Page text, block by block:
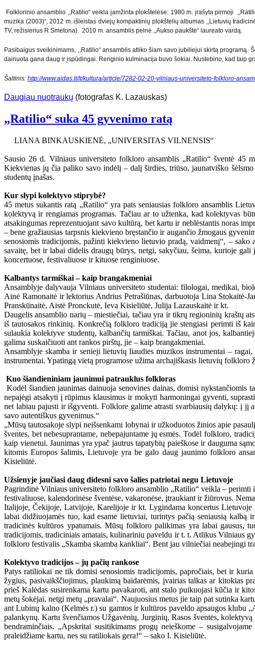
Folklorinio ansamblio ,,Ratilio“ veikla įamžinta plokštelėse: 1980 m. įrašyta pirmoji
muzika (2003)“, 2012 m. išleistas dviejų kompaktinių plokštelių albumas ,,Lietuvių
TV, režisierius R.Smetona). 2010 m. ansamblis pelnė ,,Aukso paukštė“ laureato vardą.
Pasibaigus sveikinimams, ,,Ratilio“ ansamblis atliko šiam savo jubiliejui skirtą
dainuota gana daug ir įspūdingai. Renginio kulminacija buvo šokiai. Nustebino, kad taip
Šaltinis: http://www.aidas.lt/lt/kultura/article/7282-02-20-vilniaus-universiteto-folkloro-
Daugiau nuotraukų (fotografas K. Lazauskas)
„Ratilio“ suka 45 gyvenimo ratą
LIANA BINKAUSKIENĖ, „UNIVERSITAS VILNENSIS“
Sausio 26 d. Vilniaus universiteto folkloro ansamblis „Ratilio“ šventė 45
Kiekvienas jų čia paliko savo indėlį – dalį širdies, triūso, jaunatviško
studentų įnašas.
Kur slypi kolektyvo stiprybė?
45 metus sukantis ratą „Ratilio“ yra pats seniausias folkloro ansamblis
kolektyvą ir rengiamas programas. Tačiau ar to užtenka, kad kolektyvas
atsakingumas reprezentuojant savo kultūrą, bet kartu ir neblėstantis noras
– bene gražiausias tarpsnis kiekvieno bręstančio ir augančio žmogaus
senosiomis tradicijomis, pažinti kiekvieno lietuvio pradą, vaidmenį“, –
savaitę, bet ir labai didelis draugų būrys, netgi, sakyčiau, šeima, kurioje
koncertuose, festivaliuose ir kituose renginiuose.
Kalbantys tarmiškai – kaip brangakmeniai
Ansamblyje dalyvauja Vilniaus universiteto studentai: filologai, medikai,
Ainė Ramonaitė ir lektorius Andrius Petrašiūnas, darbuotoja Lina Stokaitė-
Pranskūnaitė, Aistė Pronckutė, Ieva Kisieliūtė, Julija Lazauskaitė ir kt.
Daugelis ansamblio narių – miestiečiai, tačiau yra ir tikrų regioninių kraštų
iš tautosakos rinkinių. Konkrečią folkloro tradiciją jie stengiasi perimti iš
sulaukia kolektyve studentų, kalbančių tarmiškai. Tačiau, anot jos,
galima suskaičiuoti ant rankos pirštų, jie – kaip brangakmeniai.
Ansamblyje skamba ir senieji lietuvių liaudies muzikos instrumentai –
instrumentai. Ypatingą vietą programose užima archajiškasis lietuvių folkloro
Kuo šiandieniniam jaunimui patrauklus folkloras
Kodėl šiandien jaunimas dainuoja senovines dainas, domisi
nepajėgi atsakyti į rūpimus klausimus ir mokyti harmoningai gyventi,
net labiau pajusti ir išgyventi. Folklore galime atrasti svarbiausių dalykų: į jį
savo autentiškus gyvenimus.“
„Mūsų tautosakoje slypi neišsenkami lobynai ir užkoduotos žinios apie
šventes, bet nebesuprantame, nebepajuntame jų esmės. Todėl folkloro,
kaip vienetui. Jaunimas yra ypač jautrus tapatybių paieškose ir dauguma
kitomis Europos šalimis, Lietuvoje yra be galo daug jaunimo folkloro
Kisieliūtė.
Užsienyje jaučiasi daug didesni savo šalies patriotai negu Lietuvoje
Pagrindinė Vilniaus universiteto folkloro ansamblio „Ratilio“ veikla –
festivaliuose, kalendorinėse šventėse, vakaronėse, įtraukiant ir žiūrovus.
Italijoje, Čekijoje, Latvijoje, Karelijoje ir kt. Lygindama koncertus Lietuvoje
labai didžiuojamės tuo, kad esame lietuviai, turintys pačią seniausią
tradicinės kultūros ypatumais. Mūsų folkloro palikimas yra labai gausus,
tradicijomis, tradiciniais amatais, kulinariniu paveldu ir t. t. Atlikus Vilniaus
folkloro festivalis „Skamba skamba kankliai“. Bent jau vilniečiai neabejingi
Kolektyvo tradicijos – jų pačių rankose
Patys ratiliokai ne tik domisi senosiomis tradicijomis, papročiais, bet ir
žygius, pasivaikščiojimus, plaukimą baidarėmis, įvairias talkas ar kitokias
prieš Kalėdas susirenkama kartu pavakaroti, ant stalo puikuojasi kūčia ir
metų šokėjai, netgi metų „pravalai“. Naujuosius metus jie taip pat sutinka
ant Lubinų kalno (Kelmės r.) su gamtos ir kultūros paveldo apsaugos klubu
palankynų. Kartu švenčiamos Užgavėnių, Jurginių, Rasos šventės,
bendraminčiais. „Apskritai susitikimams progų neieškome –
praleidžiame kartu, nes su ratiliokais gera!“ – sako I. Kisieliūtė.